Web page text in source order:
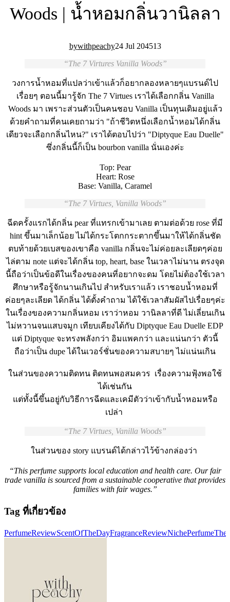
Woods | น้ำหอมกลิ่นวานิลลา
withpeachy24 Jul 204513
The 7 Virtures Vanilla Woods
วงการน้ำหอมที่แปลว่าเข้าแล้วก็อยากลองหลายๆแบรนด์ไป
เรื่อยๆ ตอนนี้มารู้จัก The 7 Virtues เราได้เลือกกลิ่น Vanilla
Woods มา เพราะส่วนตัวเป็นคนชอบ Vanilla เป็นทุนเดิมอยู่แล้ว
ด้วยคำถามที่คนเคยถามว่า "ถ้าชีวิตหนึ่งเลือกน้ำหอมได้กลิ่น
เดียวจะเลือกกลิ่นไหน?" เราได้ตอบไปว่า "Diptyque Eau Duelle"
ซึ่งกลิ่นนี้ก็เป็น bourbon vanilla นั่นเองค่ะ
Top: Pear
Heart: Rose
Base: Vanilla, Caramel
The 7 Virtues, Vanilla Woods
ฉีดครั้งแรกได้กลิ่น pear ที่แทรกเข้ามาเลย ตามต่อด้วย rose ที่มี
hint ขึ้นมาเล็กน้อย ไม่ได้กระโตกกระตากขึ้นมาให้ได้กลิ่นชัด
ตบท้ายด้วยเบสของเขาคือ vanilla กลิ่นจะไม่ค่อยละเลียดๆค่อย
ไล่ตาม note แต่จะได้กลิ่น top, heart, base ในเวลาไม่นาน ตรงจุด
นี้ถือว่าเป็นข้อดีในเรื่องของคนที่อยากจะดม โดยไม่ต้องใช้เวลา
ศึกษาหรือรู้จักนานเกินไป สำหรับเราแล้ว เราชอบน้ำหอมที่
ค่อยๆละเลียด ได้กลิ่น ได้ตั้งคำถาม ได้ใช้เวลาสัมผัสไปเรื่อยๆค่ะ
ในเรื่องของความกลิ่นหอม เราว่าหอม วานิลลาที่ดี ไม่เลี่ยนเกิน
ไม่หวานจนแสบจมูก เทียบเคียงได้กับ Diptyque Eau Duelle EDP
แต่ Diptyque จะทรงพลังกว่า อิมแพคกว่า และแน่นกว่า ตัวนี้
ถือว่าเป็น dupe ได้ในเวอร์ชั่นของความสบายๆ ไม่แน่นเกิน
ในส่วนของความติดทน ติดทนพอสมควร เรื่องความฟุ้งพอใช้
ได้เช่นกัน
แต่ทั้งนี้ขึ้นอยู่กับวิธีการฉีดและเคมีตัวว่าเข้ากับน้ำหอมหรือ
เปล่า
The 7 Virtues, Vanilla Woods
ในส่วนของ story แบรนด์ได้กล่าวไว้ข้างกล่องว่า
“This perfume supports local education and health care. Our fair
trade vanilla is sourced from a sustainable cooperative that provides
families with fair wages.”
Tag ที่เกี่ยวข้อง
PerfumeReviewScentOfTheDayFragranceReviewNichePerfume